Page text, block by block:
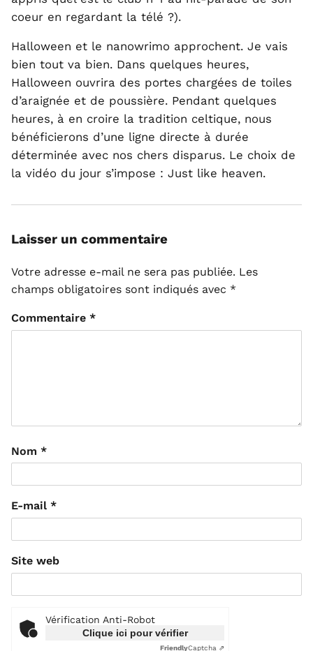
coeur en regardant la télé ?).
Halloween et le nanowrimo approchent. Je vais
bien tout va bien. Dans quelques heures,
Halloween ouvrira des portes chargées de toiles
d’araignée et de poussière. Pendant quelques
heures, à en croire la tradition celtique, nous
bénéficierons d’une ligne directe à durée
déterminée avec nos chers disparus. Le choix de
la vidéo du jour s’impose : Just like heaven.
Laisser un commentaire
Votre adresse e-mail ne sera pas publiée. Les
champs obligatoires sont indiqués avec *
Commentaire *
Nom *
E-mail *
Site web
Vérification Anti-Robot
Clique ici pour vérifier
FriendlyCaptcha ⇗